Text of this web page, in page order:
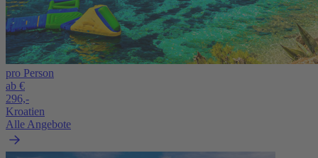
pro Person
ab €
296,-
Kroatien
Alle Angebote